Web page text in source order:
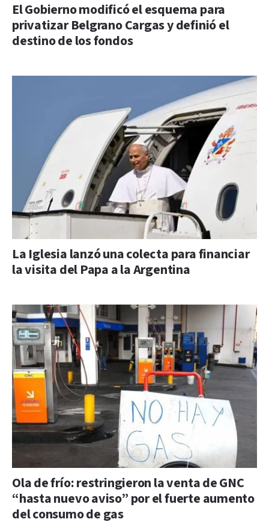
El Gobierno modificó el esquema para
privatizar Belgrano Cargas y definió el
destino de los fondos
La Iglesia lanzó una colecta para financiar
la visita del Papa a la Argentina
Ola de frío: restringieron la venta de GNC
“hasta nuevo aviso” por el fuerte aumento
del consumo de gas